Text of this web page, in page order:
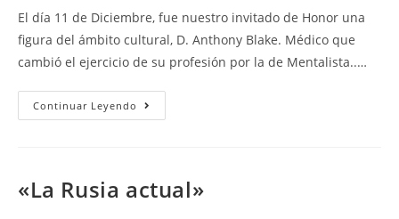
la
entrada:
El día 11 de Diciembre, fue nuestro invitado de Honor una
figura del ámbito cultural, D. Anthony Blake. Médico que
cambió el ejercicio de su profesión por la de Mentalista..…
Continuar Leyendo D.
Anthony
«La Rusia actual»